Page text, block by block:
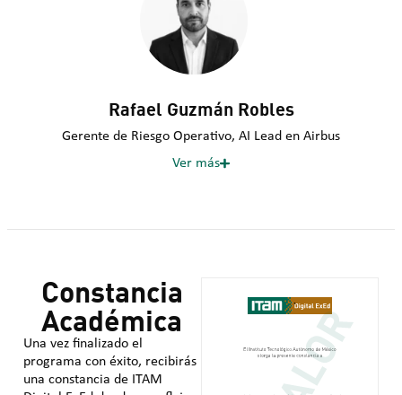
Rafael Guzmán Robles
Gerente de Riesgo Operativo, AI Lead en Airbus
Ver más
Constancia
Académica
Una vez finalizado el
programa con éxito, recibirás
una constancia de ITAM